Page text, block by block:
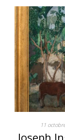
11
Joseph